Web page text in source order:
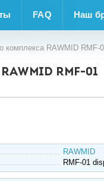
FAQ Наш
комплекса RAWMID RMF-
RMF-01
RAWMID
RMF-01